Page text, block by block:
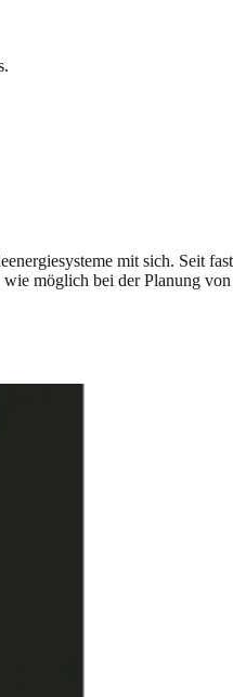
mit sich. Seit fast
möglich bei der Planung von